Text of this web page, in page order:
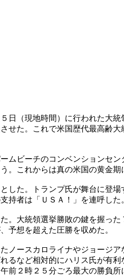
日（現地時間）に行われた大
せた。これで米国歴代最高齢
ムビーチのコンベンションセ
。これからは真の米国の黄金
した。トランプ氏が舞台に
持者は「ＵＳＡ！」を連呼した
。大統領選挙勝敗の鍵を握っ
予想を超えた圧勝を収めた。
ノースカロライナやジョージ
るなど相対的にハリス氏が有
前２時２５分ごろ最大の勝負